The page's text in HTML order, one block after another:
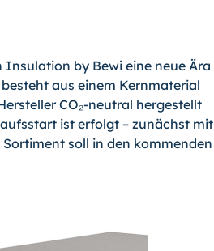
by Bewi eine neue Ära
aus einem Kernmaterial
CO₂-neutral hergestellt
ist erfolgt – zunächst mit
soll in den kommenden